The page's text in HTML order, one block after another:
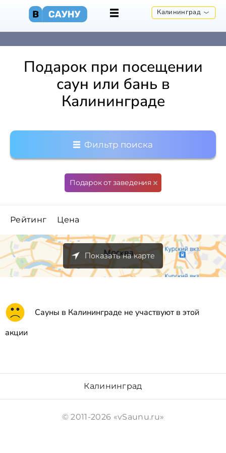
Калининград
Подарок при посещении
саун или бань в
Калининграде
Фильтр поиска
Подарок от заведения
Рейтинг Цена
Показать на карте
Сауны в Калининграде не участвуют в этой
акции
Калининград
© 2011-2026 «vSaunu.ru»